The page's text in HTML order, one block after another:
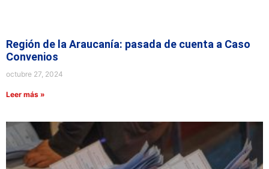
Región de la Araucanía: pasada de cuenta a Caso
Convenios
octubre 27, 2024
Leer más »